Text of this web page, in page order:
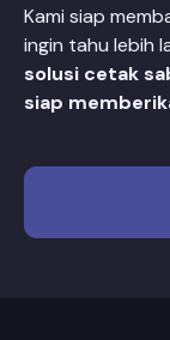
Kami siap
ingin tahu lebih
solusi cetak
siap